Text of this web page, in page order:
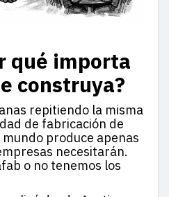
qué importa
construya?
repitiendo la misma
de fabricación de
produce apenas
necesitarán.
o no tenemos los